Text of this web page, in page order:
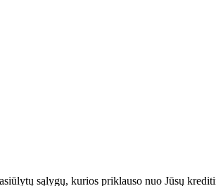
sąlygų, kurios priklauso nuo Jūsų